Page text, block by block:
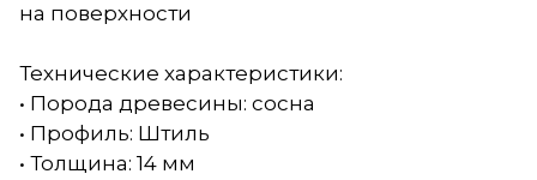
на поверхности
Технические характеристики:
• Порода древесины: сосна
• Профиль: Штиль
• Толщина: 14 мм